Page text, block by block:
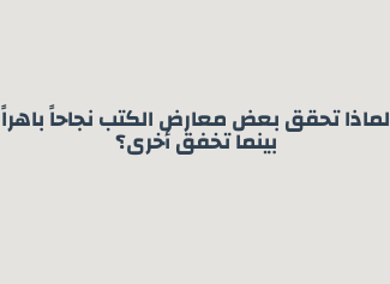
لماذا تحقق بعض معارض الكتب نجاحاً باهراً
بينما تخفق أخرى؟